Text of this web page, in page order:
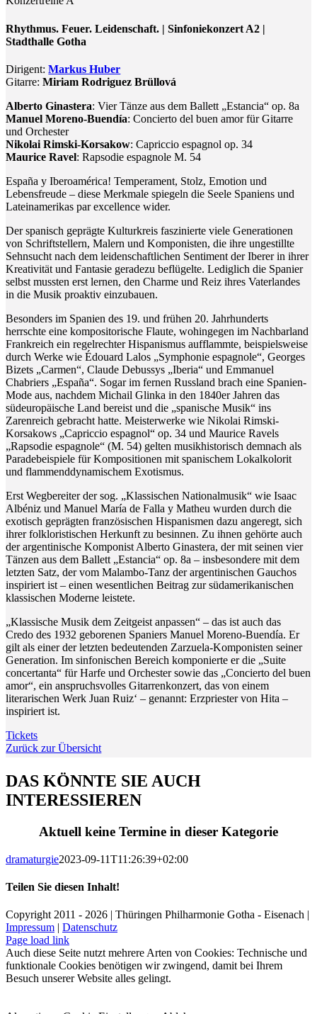
Rhythmus. Feuer. Leidenschaft. | Sinfoniekonzert A2 |
Stadthalle Gotha
Dirigent:Markus Huber
Gitarre:Miriam Rodriguez Brüllová
Alberto Ginastera: Vier Tänze aus dem Ballett „Estancia“ op. 8a
Manuel Moreno-Buendía: Concierto del buen amor für Gitarre
und Orchester
Nikolai Rimski-Korsakow: Capriccio espagnol op. 34
Maurice Ravel: Rapsodie espagnole M. 54
España y Iberoamérica! Temperament, Stolz, Emotion und
Lebensfreude – diese Merkmale spiegeln die Seele Spaniens und
Lateinamerikas par excellence wider.
Der spanisch geprägte Kulturkreis faszinierte viele Generationen
von Schriftstellern, Malern und Komponisten, die ihre ungestillte
Sehnsucht nach dem leidenschaftlichen Sentiment der Iberer in ihrer
Kreativität und Fantasie geradezu beflügelte. Lediglich die Spanier
selbst mussten erst lernen, den Charme und Reiz ihres Vaterlandes
in die Musik proaktiv einzubauen.
Besonders im Spanien des 19. und frühen 20. Jahrhunderts
herrschte eine kompositorische Flaute, wohingegen im Nachbarland
Frankreich ein regelrechter Hispanismus aufflammte, beispielsweise
durch Werke wie Édouard Lalos „Symphonie espagnole“, Georges
Bizets „Carmen“, Claude Debussys „Iberia“ und Emmanuel
Chabriers „España“. Sogar im fernen Russland brach eine Spanien-
Mode aus, nachdem Michail Glinka in den 1840er Jahren das
südeuropäische Land bereist und die „spanische Musik“ ins
Zarenreich gebracht hatte. Meisterwerke wie Nikolai Rimski-
Korsakows „Capriccio espagnol“ op. 34 und Maurice Ravels
„Rapsodie espagnole“ (M. 54) gelten musikhistorisch demnach als
Paradebeispiele für Kompositionen mit spanischem Lokalkolorit
und flammenddynamischem Exotismus.
Erst Wegbereiter der sog. „Klassischen Nationalmusik“ wie Isaac
Albéniz und Manuel María de Falla y Matheu wurden durch die
exotisch geprägten französischen Hispanismen dazu angeregt, sich
ihrer folkloristischen Herkunft zu besinnen. Zu ihnen gehörte auch
der argentinische Komponist Alberto Ginastera, der mit seinen vier
Tänzen aus dem Ballett „Estancia“ op. 8a – insbesondere mit dem
letzten Satz, der vom Malambo-Tanz der argentinischen Gauchos
inspiriert ist – einen wesentlichen Beitrag zur südamerikanischen
klassischen Moderne leistete.
„Klassische Musik dem Zeitgeist anpassen“ – das ist auch das
Credo des 1932 geborenen Spaniers Manuel Moreno-Buendía. Er
gilt als einer der letzten bedeutenden Zarzuela-Komponisten seiner
Generation. Im sinfonischen Bereich komponierte er die „Suite
concertanta“ für Harfe und Orchester sowie das „Concierto del buen
amor“, ein anspruchsvolles Gitarrenkonzert, das von einem
literarischen Werk Juan Ruiz‘ – genannt: Erzpriester von Hita –
inspiriert ist.
Tickets
Zurück zur Übersicht
DAS KÖNNTE SIE AUCH
INTERESSIEREN
Aktuell keine Termine in dieser Kategorie
dramaturgie2023-09-11T11:26:39+02:00
Teilen Sie diesen Inhalt!
Facebook
X
LinkedIn
E-
Mail
Copyright 2011 - 2026 | Thüringen Philharmonie Gotha - Eisenach |
Impressum | Datenschutz
Facebook
Instagram
WhatsApp
YouTube
E-
Mail
Telefon
Page load link
Auch diese Seite nutzt mehrere Arten von Cookies: Technische und
funktionale Cookies benötigen wir zwingend, damit bei Ihrem
Besuch unserer Website alles gelingt.